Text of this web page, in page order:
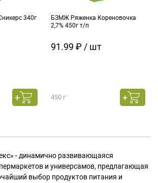
340г
БЗМЖ Ряженка Кореновочка
2,7% 450г т/п
91.99 ₽ / шт
450 г
- динамично развивающаяся
и универсамов, предлагающая
выбор продуктов питания и